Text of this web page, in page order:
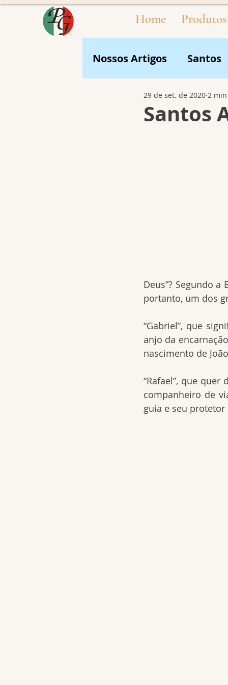
Home Produtos
Nossos Artigos Santos
Santos
29 de set. de 2020 2
Deus”? Segundo
portanto, um dos
“Gabriel”, que
anjo da
nascimento de
“Rafael”, que quer
companheiro de
guia e seu